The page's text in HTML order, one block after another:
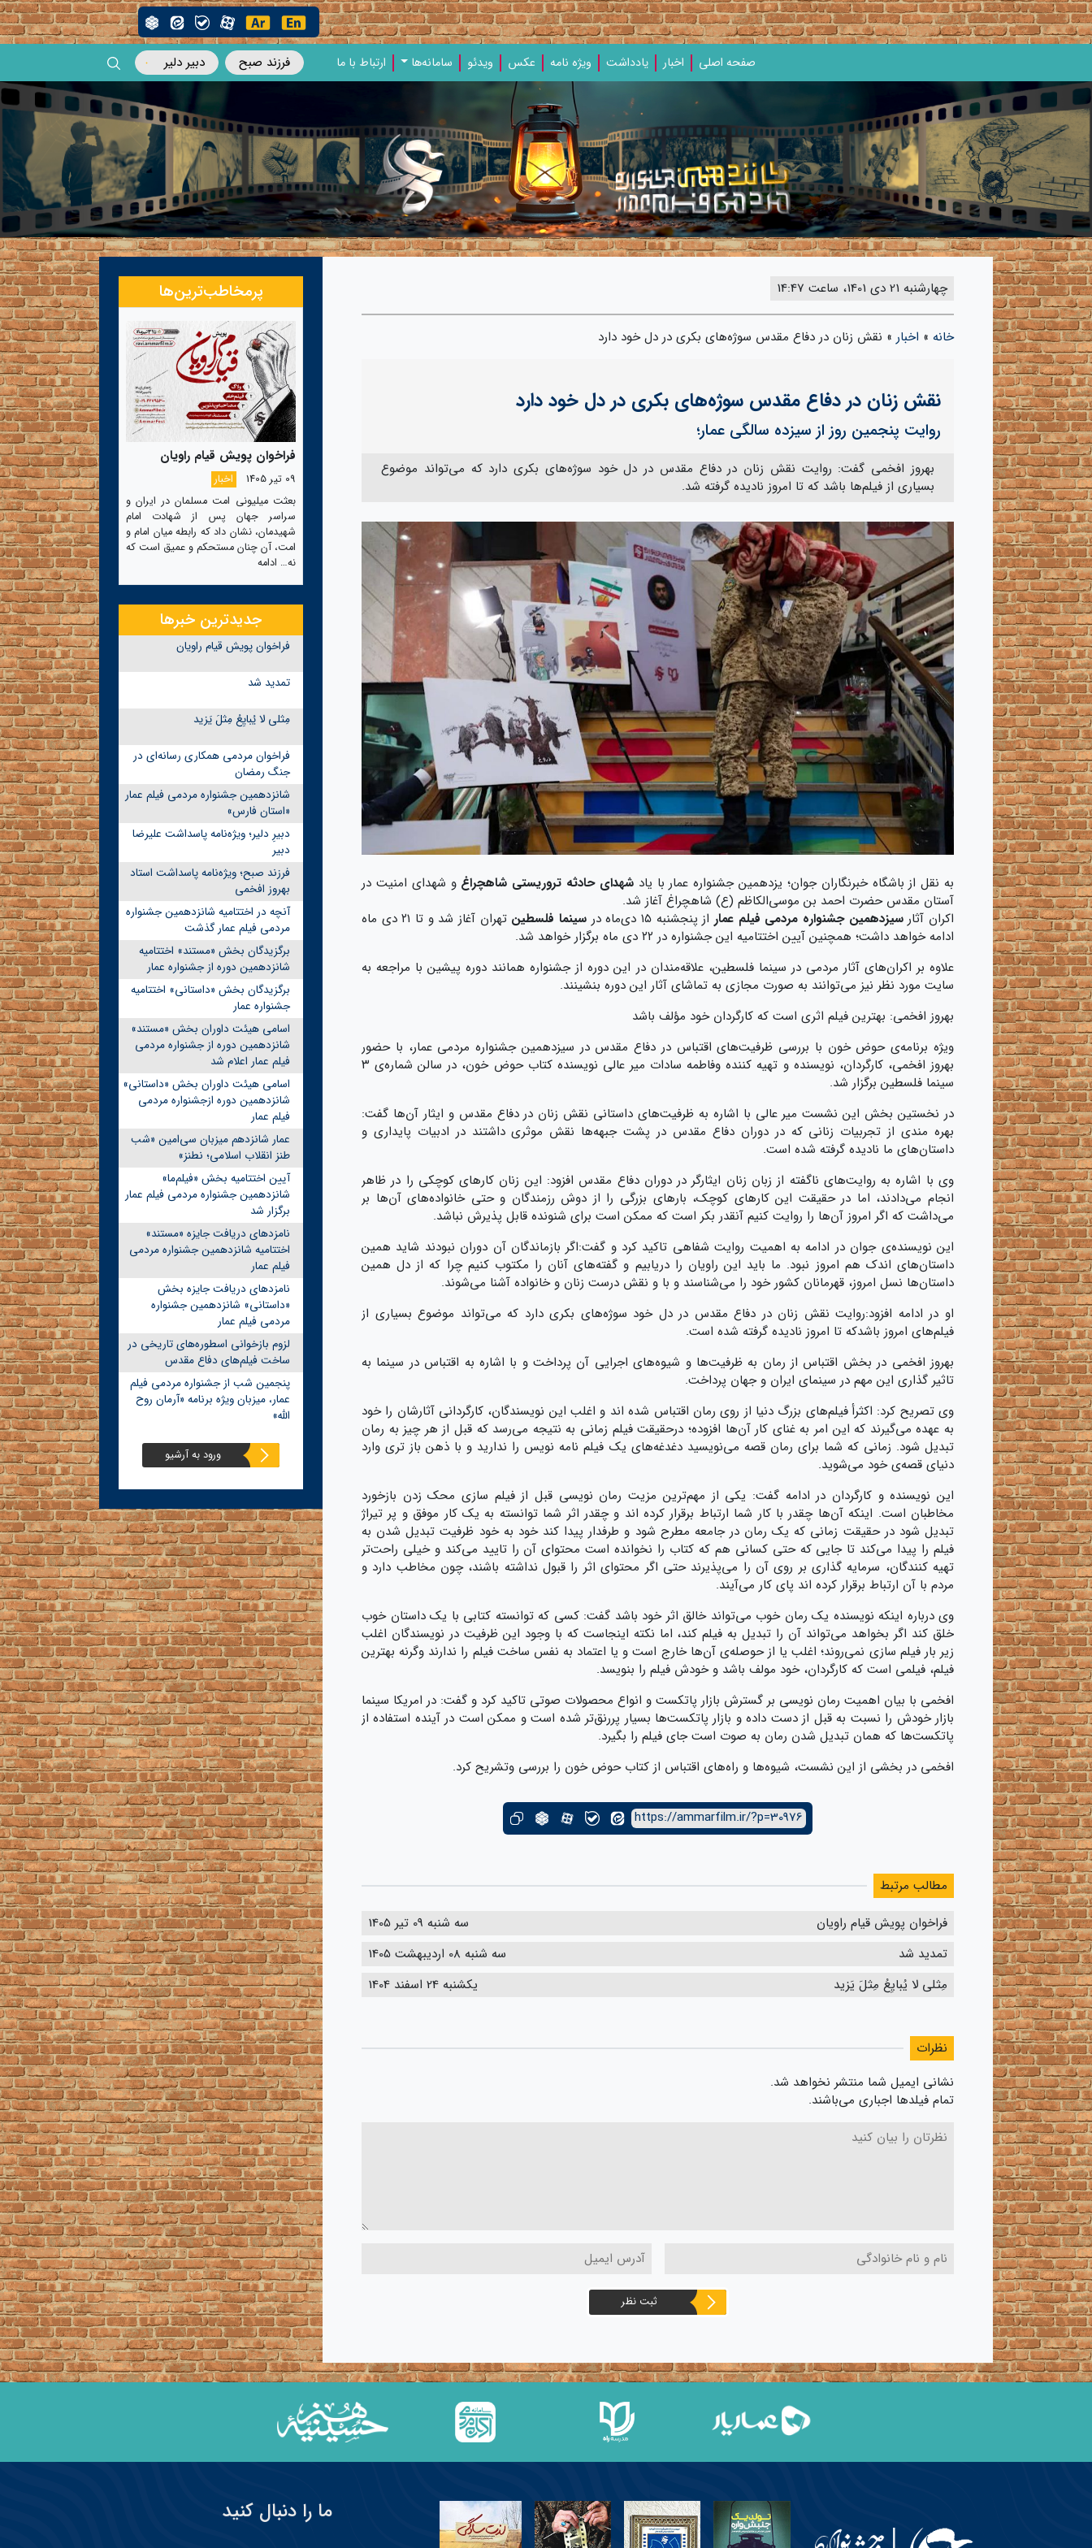
فرزند صبح دبیر دلیر صفحه اصلی اخبار یادداشت‌ ویژه‌ نامه‌ عکس ویدئو سامانه‌ها ارتباط با ما
چهارشنبه 21 دی 1401، ساعت 14:47
خانه » اخبار » نقش زنان در دفاع مقدس سوژه‌های بکری در دل خود دارد
نقش زنان در دفاع مقدس سوژه‌های بکری در دل خود دارد
روایت پنجمین روز از سیزده سالگی عمار؛
بهروز افخمی گفت: روایت نقش زنان در دفاع مقدس در دل خود سوژه‌های بکری دارد که می‌تواند موضوع
بسیاری از فیلم‌ها باشد که تا امروز نادیده گرفته شد.
به نقل از باشگاه خبرنگاران جوان؛ یزدهمین جشنواره عمار با یادشهدای حادثه تروریستی شاهچراغ و شهدای امنیت در
آستان مقدس حضرت احمد بن موسی‌الکاظم (ع) شاهچراغ آغاز شد.
اکران آثارسیزدهمین جشنواره مردمی فیلم عماراز پنجشنبه ۱۵ دی‌ماه در سینما فلسطین
تهران آغاز شد و تا ۲۱ دی ماه
ادامه خواهد داشت؛ همچنین آیین اختتامیه این جشنواره در ۲۲ دی ماه برگزار خواهد شد.
علاوه بر اکران‌های آثار مردمی در سینما فلسطین، علاقه‌مندان در این دوره از جشنواره همانند دوره پیشین با مراجعه به
سایت مورد نظر نیز می‌توانند به صورت مجازی به تماشای آثار این دوره بنشینند.
بهروز افخمی: بهترین فیلم اثری است که کارگردان خود مؤلف باشد
ویژه برنامه‌ی حوض خون با بررسی ظرفیت‌های اقتباس در دفاع مقدس در سیزدهمین جشنواره مردمی عمار، با حضور
بهروز افخمی، کارگردان، نویسنده و تهیه کننده وفاطمه سادات میر عالی نویسنده کتاب حوض خون، در سالن شماره‌ی ۳
سینما فلسطین برگزار شد.
در نخستین بخش این نشست میر عالی با اشاره به ظرفیت‌های داستانی نقش زنان در دفاع مقدس و ایثار آن‌ها گفت:
بهره مندی از تجربیات زنانی که در دوران دفاع مقدس در پشت جبهه‌ها نقش موثری داشتند در ادبیات پایداری و
داستان‌های ما نادیده گرفته شده است.
وی با اشاره به روایت‌های ناگفته از زبان زنان ایثارگر در دوران دفاع مقدس افزود: این زنان کار‌های کوچکی را در ظاهر
انجام می‌دادند، اما در حقیقت این کار‌های کوچک، بار‌های بزرگی را از دوش رزمندگان و حتی خانواده‌های آن‌ها بر
می‌داشت که اگر امروز آن‌ها را روایت کنیم آنقدر بکر است که ممکن است برای شنونده قابل پذیرش نباشد.
این نویسنده‌ی جوان در ادامه به اهمیت روایت شفاهی تاکید کرد و گفت:اگر بازماندگان آن دوران نبودند شاید همین
داستان‌های اندک هم امروز نبود. ما باید این راویان را دریابیم و گفته‌های آنان را مکتوب کنیم چرا که از دل همین
داستان‌ها نسل امروز، قهرمانان کشور خود را می‌شناسند و با و نقش درست زنان و خانواده آشنا می‌شوند.
او در ادامه افزود:روایت نقش زنان در دفاع مقدس در دل خود سوژه‌های بکری دارد که می‌تواند موضوع بسیاری از
فیلم‌های امروز باشدکه تا امروز نادیده گرفته شده است.
بهروز افخمی در بخش اقتباس از رمان به ظرفیت‌ها و شیوه‌های اجرایی آن پرداخت و با اشاره به اقتباس در سینما به
تاثیر گذاری این مهم در سینمای ایران و جهان پرداخت.
وی تصریح کرد: اکثرأ فیلم‌های بزرگ دنیا از روی رمان اقتباس شده اند و اغلب این نویسندگان، کارگردانی آثارشان را خود
به عهده می‌گیرند که این امر به غنای کار آن‌ها افزوده؛ درحقیقت فیلم زمانی به نتیجه می‌رسد که قبل از هر چیز به رمان
تبدیل شود. زمانی که شما برای رمان قصه می‌نویسید دغدغه‌های یک فیلم نامه نویس را ندارید و با ذهن باز تری وارد
دنیای قصه‌ی خود می‌شوید.
این نویسنده و کارگردان در ادامه گفت: یکی از مهم‌ترین مزیت رمان نویسی قبل از فیلم سازی محک زدن بازخورد
مخاطبان است. اینکه آن‌ها چقدر با کار شما ارتباط برقرار کرده اند و چقدر اثر شما توانسته به یک کار موفق و پر تیراژ
تبدیل شود در حقیقت زمانی که یک رمان در جامعه مطرح شود و طرفدار پیدا کند خود به خود ظرفیت تبدیل شدن به
فیلم را پیدا می‌کند تا جایی که حتی کسانی هم که کتاب را نخوانده است محتوای آن را تایید می‌کند و خیلی راحت‌تر
تهیه کنندگان، سرمایه گذاری بر روی آن را می‌پذیرند حتی اگر محتوای اثر را قبول نداشته باشند، چون مخاطب دارد و
مردم با آن ارتباط برقرار کرده اند پای کار می‌آیند.
وی درباره اینکه نویسنده یک رمان خوب می‌تواند خالق اثر خود باشد گفت: کسی که توانسته کتابی با یک داستان خوب
خلق کند اگر بخواهد می‌تواند آن را تبدیل به فیلم کند، اما نکته اینجاست که با وجود این ظرفیت در نویسندگان اغلب
زیر بار فیلم سازی نمی‌روند؛ اغلب یا از حوصله‌ی آن‌ها خارج است و یا اعتماد به نفس ساخت فیلم را ندارند وگرنه بهترین
فیلم، فیلمی است که کارگردان، خود مولف باشد و خودش فیلم را بنویسد.
افخمی با بیان اهمیت رمان نویسی بر گسترش بازار پاتکست و انواع محصولات صوتی تاکید کرد و گفت: در امریکا سینما
بازار خودش را نسبت به قبل از دست داده و بازار پاتکست‌ها بسیار پررنق‌تر شده است و ممکن است در آینده استفاده از
پاتکست‌ها که همان تبدیل شدن رمان به صوت است جای فیلم را بگیرد.
افخمی در بخشی از این نشست، شیوه‌ها و راه‌های اقتباس از کتاب حوض خون را بررسی وتشریح کرد.
https://ammarfilm.ir/?p=30976
مطالب مرتبط
فراخوان پویش قیام راویان
سه شنبه 09 تیر 1405
تمدید شد
سه شنبه 08 اردیبهشت 1405
مِثلی لا یُبایِعُ مِثلَ یَزید
یکشنبه 24 اسفند 1404
نظرات
نشانی ایمیل شما منتشر نخواهد شد.
تمام فیلدها اجباری می‌باشند.
ثبت نظر
پرمخاطب‌ترین‌ها
فراخوان پویش قیام راویان
09 تیر 1405
اخبار
بعثت میلیونی امت مسلمان در ایران و
سراسر جهان پس از شهادت امام
شهیدمان، نشان داد که رابطه میان امام و
امت، آن چنان مستحکم و عمیق است که
نه… ادامه
جدیدترین خبرها
فراخوان پویش قیام راویان
تمدید شد
مِثلی لا یُبایِعُ مِثلَ یَزید
فراخوان مردمی همکاری رسانه‌ای در
جنگ رمضان
شانزدهمین جشنواره مردمی فیلم عمار
«استان فارس»
دبیرِ دلیر؛ ویژه‌نامه پاسداشت علیرضا
دبیر
فرزند صبح؛ ویژه‌نامه پاسداشت استاد
بهروز افخمی
آنچه در اختتامیه شانزدهمین جشنواره
مردمی فیلم عمار گذشت
برگزیدگان بخش «مستند» اختتامیه
شانزدهمین دوره از جشنواره عمار
برگزیدگان بخش «داستانی» اختتامیه
جشنواره عمار
اسامی هیئت داوران بخش «مستند»
شانزدهمین دوره از جشنواره مردمی
فیلم عمار اعلام شد
اسامی هیئت داوران بخش «داستانی»
شانزدهمین دوره ازجشنواره مردمی
فیلم عمار
عمار شانزدهم میزبان سی‌امین «شب
طنز انقلاب اسلامی؛ نطنز»
آیین اختتامیه بخش «فیلم‌ما»
شانزدهمین جشنواره مردمی فیلم عمار
برگزار شد
نامزدهای دریافت جایزه «مستند»
اختتامیه شانزدهمین جشنواره مردمی
فیلم عمار
نامزدهای دریافت جایزه بخش
«داستانی» شانزدهمین جشنواره
مردمی فیلم عمار
لزوم بازخوانی اسطوره‌های تاریخی در
ساخت فیلم‌های دفاع مقدس
پنجمین شب از جشنواره مردمی فیلم
عمار، میزبان ویژه برنامه «آرمان روح
الله»
ورود به آرشیو
ما را دنبال کنید